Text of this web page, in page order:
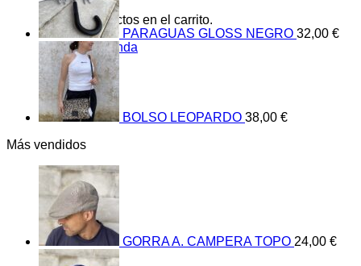
No hay productos en el carrito.
Volver a la tienda
PARAGUAS GLOSS NEGRO 32,00 €
BOLSO LEOPARDO 38,00 €
Más vendidos
GORRA A. CAMPERA TOPO 24,00 €